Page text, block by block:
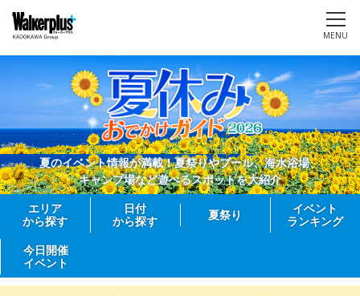
MENU
夏のイベント情報が満載！夏祭りやプール、海水浴場、
キャンプ場など遊べるスポットを大紹介
エリア
から探す
日付
から探す
夏祭り
イベント
ランキング
今日開催
イベント